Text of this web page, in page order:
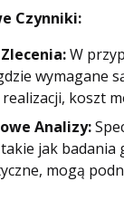
Czynniki:
W
wymagane
koszt
Analizy:
jak badania
mogą